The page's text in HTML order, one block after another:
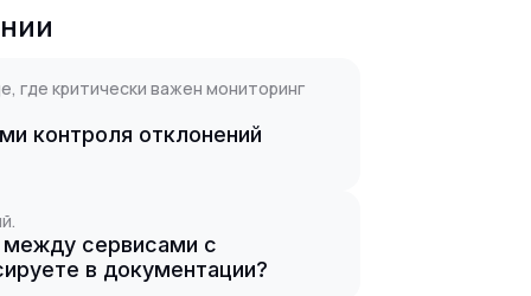
где критически важен мониторинг
контроля отклонений
между сервисами с
в документации?